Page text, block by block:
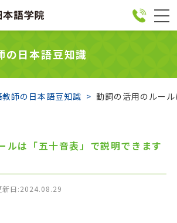
の日本語豆知識
師の日本語豆知識 動詞の活用のルー
ルは「五十音表」で説明できます
日:2024.08.29